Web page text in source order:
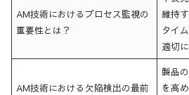
AM技術におけるプロセス監視の
重要性とは？
維持
タイ
適切
AM技術における欠陥検出の最前
製品
を高